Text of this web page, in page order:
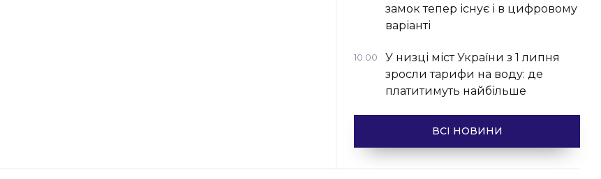
замок тепер існує і в цифровому
варіанті
10:00
У низці міст України з 1 липня
зросли тарифи на воду: де
платитимуть найбільше
ВСІ НОВИНИ